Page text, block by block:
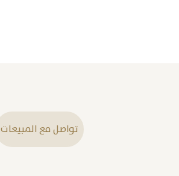
تواصل مع المبيعات